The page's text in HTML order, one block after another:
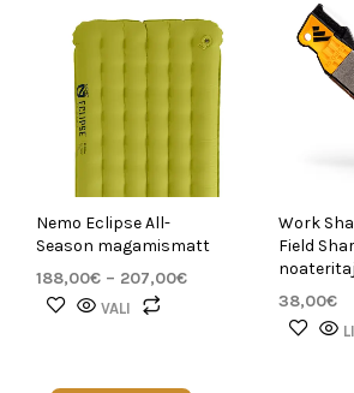
Nemo Eclipse All-
Season magamismatt
188,00€ – 207,00€Hinnavahemik:
VALI
mitu
Work
Field
38,00€